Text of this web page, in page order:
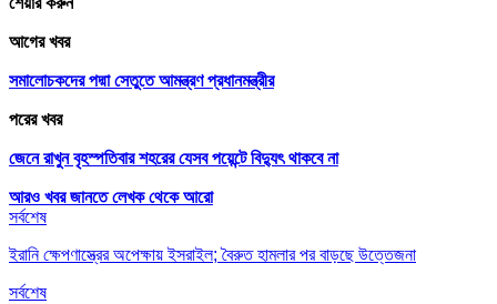
আগের খবর
সমালোচকদের পদ্মা সেতুতে আমন্ত্রণ প্রধানমন্ত্রীর
পরের খবর
জেনে রাখুন বৃহস্পতিবার শহরের যেসব পয়েন্টে বিদ্যুৎ থাকবে না
আরও খবর জানতে লেখক থেকে আরো
সর্বশেষ
ইরানি ক্ষেপণাস্ত্রের অপেক্ষায় ইসরাইল; বৈরুত হামলার পর বাড়ছে উত্তেজনা
সর্বশেষ